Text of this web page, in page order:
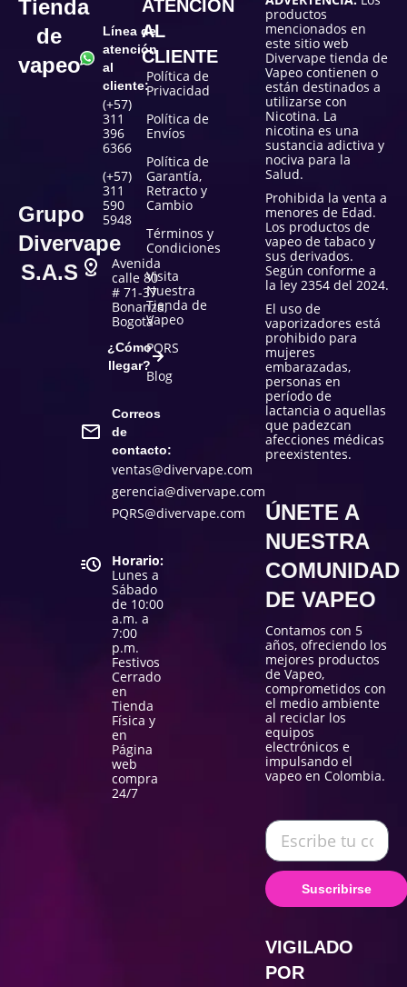
Tienda
de
vapeo
Grupo
Divervape
S.A.S
Línea de
atención
al
cliente:
(+57)
311
396
6366
(+57)
311
590
5948
Avenida
calle 80
# 71-37
Bonanza,
Bogotá
¿Cómo
llegar?
Correos
de
contacto:
ventas@divervape.com
gerencia@divervape.com
PQRS@divervape.com
Horario:
Lunes a
Sábado
de 10:00
a.m. a
7:00
p.m.
Festivos
Cerrado
en
Tienda
Física y
en
Página
web
compra
24/7
ATENCIÓN
AL
CLIENTE
Política de
Privacidad
Política de
Envíos
Política de
Garantía,
Retracto y
Cambio
Términos y
Condiciones
Visita
Nuestra
Tienda de
Vapeo
PQRS
Blog
productos
mencionados en
este sitio web
Divervape tienda de
Vapeo contienen o
están destinados a
utilizarse con
Nicotina. La
nicotina es una
sustancia adictiva y
nociva para la
Salud.
Prohibida la venta a
menores de Edad.
Los productos de
vapeo de tabaco y
sus derivados.
Según conforme a
la ley 2354 del 2024.
El uso de
vaporizadores está
prohibido para
mujeres
embarazadas,
personas en
período de
lactancia o aquellas
que padezcan
afecciones médicas
preexistentes.
ÚNETE A
NUESTRA
COMUNIDAD
DE VAPEO
Contamos con 5
años, ofreciendo los
mejores productos
de Vapeo,
comprometidos con
el medio ambiente
al reciclar los
equipos
electrónicos e
impulsando el
vapeo en Colombia.
Suscribirse
VIGILADO
POR